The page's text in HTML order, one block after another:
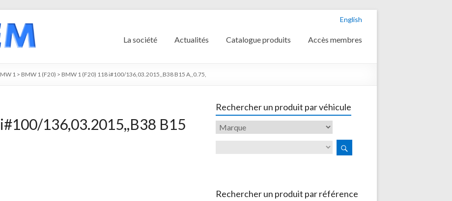
English
La société Actualités Catalogue produits Accès membres
1 > BMW 1 (F20) > BMW 1 (F20) 118 i#100/136,03.2015,,B38 B15 A,,0.75,
136,03.2015,,B38 B15
Rechercher un produit par véhicule
Rechercher un produit par référence